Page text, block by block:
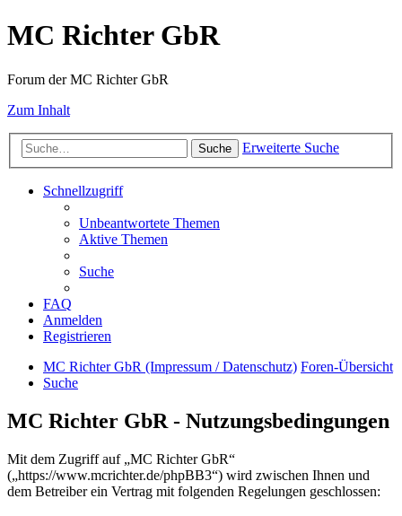
MC Richter GbR
Forum der MC Richter GbR
Zum Inhalt
Suche Erweiterte Suche
Schnellzugriff
Unbeantwortete Themen
Aktive Themen
Suche
FAQ
Anmelden
Registrieren
MC Richter GbR (Impressum / Datenschutz) Foren-Übersicht
Suche
MC Richter GbR - Nutzungsbedingungen
Mit dem Zugriff auf „MC Richter GbR“
(„https://www.mcrichter.de/phpBB3“) wird zwischen Ihnen und
dem Betreiber ein Vertrag mit folgenden Regelungen geschlossen: